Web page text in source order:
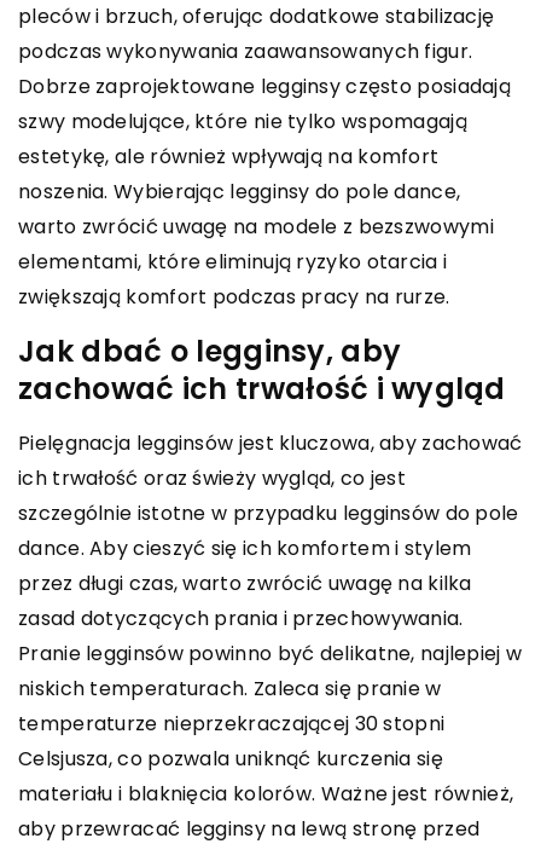
pleców i brzuch, oferując dodatkowe stabilizację
podczas wykonywania zaawansowanych figur.
Dobrze zaprojektowane legginsy często posiadają
szwy modelujące, które nie tylko wspomagają
estetykę, ale również wpływają na komfort
noszenia. Wybierając legginsy do pole dance,
warto zwrócić uwagę na modele z bezszwowymi
elementami, które eliminują ryzyko otarcia i
zwiększają komfort podczas pracy na rurze.
Jak dbać o legginsy, aby
zachować ich trwałość i wygląd
Pielęgnacja legginsów jest kluczowa, aby zachować
ich trwałość oraz świeży wygląd, co jest
szczególnie istotne w przypadku legginsów do pole
dance. Aby cieszyć się ich komfortem i stylem
przez długi czas, warto zwrócić uwagę na kilka
zasad dotyczących prania i przechowywania.
Pranie legginsów powinno być delikatne, najlepiej w
niskich temperaturach. Zaleca się pranie w
temperaturze nieprzekraczającej 30 stopni
Celsjusza, co pozwala uniknąć kurczenia się
materiału i blaknięcia kolorów. Ważne jest również,
aby przewracać legginsy na lewą stronę przed